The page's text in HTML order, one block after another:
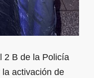
2 B de la Policía
activación de